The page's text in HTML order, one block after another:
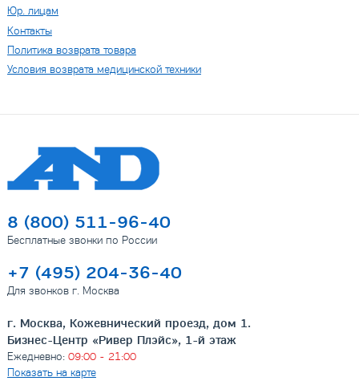
Юр. лицам
Контакты
Политика возврата товара
Условия возврата медицинской техники
8 (800) 511-96-40
Бесплатные звонки по России
+7 (495) 204-36-40
Для звонков г. Москва
г. Москва, Кожевнический проезд, дом 1.
Бизнес-Центр «Ривер Плэйс», 1-й этаж
Ежедневно: 09:00 - 21:00
Показать на карте